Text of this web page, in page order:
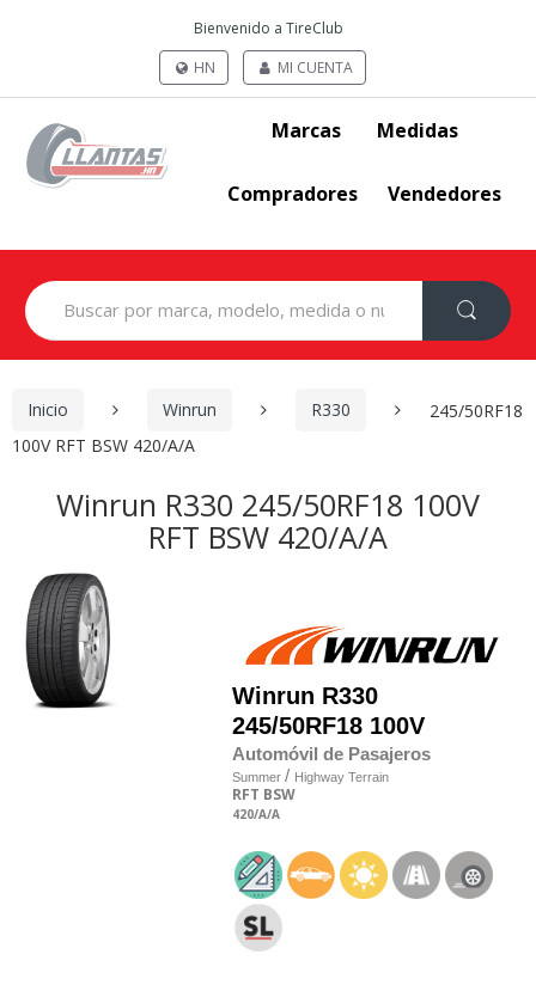
Bienvenido a TireClub
HN
MI CUENTA
Marcas Medidas
Compradores Vendedores
Search
for:
Inicio Winrun R330
245/50RF18
100V RFT BSW 420/A/A
Winrun R330 245/50RF18 100V
RFT BSW 420/A/A
Winrun R330
245/50RF18 100V
Automóvil de Pasajeros
Summer / Highway Terrain
RFT BSW
420/A/A